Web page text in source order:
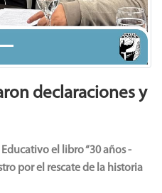
declaraciones y
el libro “30 años -
por el rescate de la historia